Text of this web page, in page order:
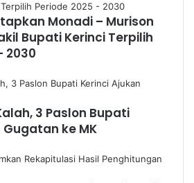
Monadi – Murison
Bupati Kerinci Terpilih
2030
3 Paslon Bupati
ke MK